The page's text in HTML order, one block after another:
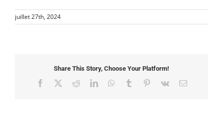
juillet 27th, 2024
Share This Story, Choose Your Platform!
Facebook RedditLinkedInWhatsApp
Tumblr Pinterest
Vk Email